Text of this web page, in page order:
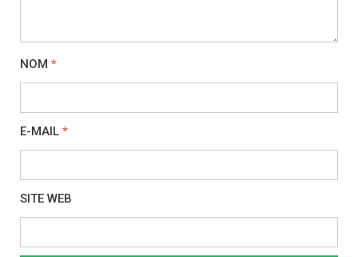
NOM *
E-MAIL *
SITE WEB